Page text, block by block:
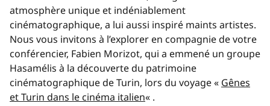
atmosphère unique et indéniablement
cinématographique, a lui aussi inspiré maints artistes.
Nous vous invitons à l’explorer en compagnie de votre
conférencier, Fabien Morizot, qui a emmené un groupe
Hasamélis à la découverte du patrimoine
cinématographique de Turin, lors du voyage « Gênes
et Turin dans le cinéma italien« .